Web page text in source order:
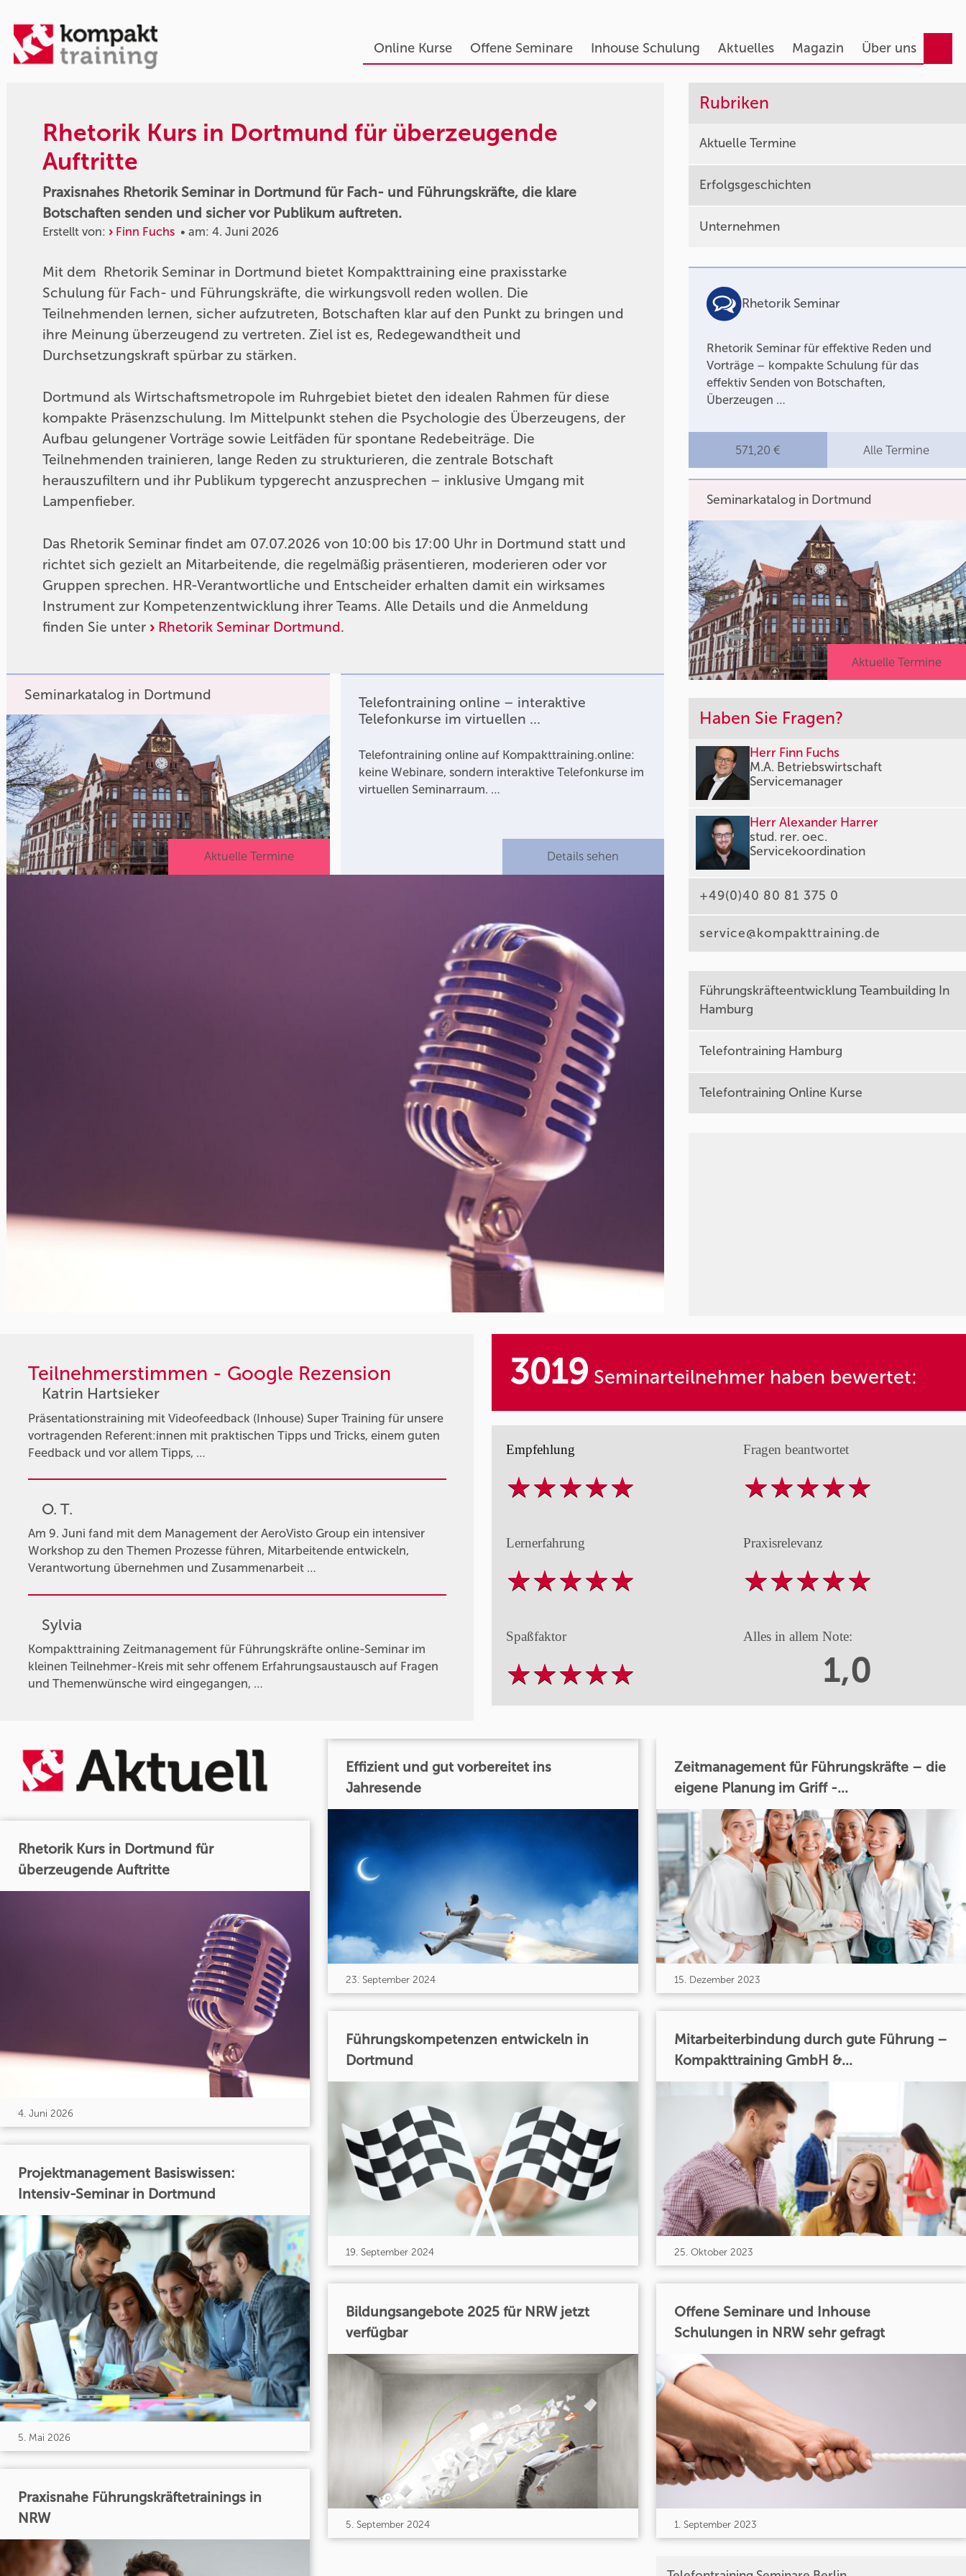
Online Kurse Offene Seminare Inhouse Schulung Aktuelles Magazin Über uns
Rhetorik Kurs in Dortmund für überzeugende
Auftritte
Praxisnahes Rhetorik Seminar in Dortmund für Fach- und Führungskräfte, die klare
Botschaften senden und sicher vor Publikum auftreten.
Erstellt von: Finn Fuchs • am: 4. Juni 2026
Mit dem Rhetorik Seminar in Dortmund bietet Kompakttraining eine praxisstarke
Schulung für Fach- und Führungskräfte, die wirkungsvoll reden wollen. Die
Teilnehmenden lernen, sicher aufzutreten, Botschaften klar auf den Punkt zu bringen und
ihre Meinung überzeugend zu vertreten. Ziel ist es, Redegewandtheit und
Durchsetzungskraft spürbar zu stärken.
Dortmund als Wirtschaftsmetropole im Ruhrgebiet bietet den idealen Rahmen für diese
kompakte Präsenzschulung. Im Mittelpunkt stehen die Psychologie des Überzeugens, der
Aufbau gelungener Vorträge sowie Leitfäden für spontane Redebeiträge. Die
Teilnehmenden trainieren, lange Reden zu strukturieren, die zentrale Botschaft
herauszufiltern und ihr Publikum typgerecht anzusprechen – inklusive Umgang mit
Lampenfieber.
Das Rhetorik Seminar findet am 07.07.2026 von 10:00 bis 17:00 Uhr in Dortmund statt und
richtet sich gezielt an Mitarbeitende, die regelmäßig präsentieren, moderieren oder vor
Gruppen sprechen. HR-Verantwortliche und Entscheider erhalten damit ein wirksames
Instrument zur Kompetenzentwicklung ihrer Teams. Alle Details und die Anmeldung
finden Sie unter Rhetorik Seminar Dortmund.
Seminarkatalog in Dortmund
Aktuelle Termine
Telefontraining online – interaktive
Telefonkurse im virtuellen …
Telefontraining online auf Kompakttraining.online:
keine Webinare, sondern interaktive Telefonkurse im
virtuellen Seminarraum. …
Details sehen
Rubriken
Aktuelle Termine
Erfolgsgeschichten
Unternehmen
Haben Sie Fragen?
Herr Finn Fuchs
M.A. Betriebswirtschaft
Servicemanager
Herr Alexander Harrer
stud. rer. oec.
Servicekoordination
+49(0)40 80 81 375 0
service@kompakttraining.de
Rhetorik Seminar
Rhetorik Seminar für effektive Reden und
Vorträge – kompakte Schulung für das
effektiv Senden von Botschaften,
Überzeugen …
571,20 € Alle Termine
Seminarkatalog in Dortmund
Aktuelle Termine
Führungskräfteentwicklung Teambuilding In
Hamburg
Telefontraining Hamburg
Telefontraining Online Kurse
Teilnehmerstimmen - Google Rezension
Katrin Hartsieker
Präsentationstraining mit Videofeedback (Inhouse) Super Training für unsere
vortragenden Referent:innen mit praktischen Tipps und Tricks, einem guten
Feedback und vor allem Tipps, …
O. T.
Am 9. Juni fand mit dem Management der AeroVisto Group ein intensiver
Workshop zu den Themen Prozesse führen, Mitarbeitende entwickeln,
Verantwortung übernehmen und Zusammenarbeit …
Sylvia
Kompakttraining Zeitmanagement für Führungskräfte online-Seminar im
kleinen Teilnehmer-Kreis mit sehr offenem Erfahrungsaustausch auf Fragen
und Themenwünsche wird eingegangen, …
3019 Seminarteilnehmer haben bewertet:
Empfehlung Fragen beantwortet
Lernerfahrung Praxisrelevanz
Spaßfaktor Alles in allem Note:
1,0
Rhetorik Kurs in Dortmund für
überzeugende Auftritte
4. Juni 2026
Projektmanagement Basiswissen:
Intensiv-Seminar in Dortmund
5. Mai 2026
Praxisnahe Führungskräftetrainings in
NRW
Effizient und gut vorbereitet ins
Jahresende
23. September 2024
Führungskompetenzen entwickeln in
Dortmund
19. September 2024
Bildungsangebote 2025 für NRW jetzt
verfügbar
5. September 2024
Zeitmanagement für Führungskräfte – die
eigene Planung im Griff -...
15. Dezember 2023
Mitarbeiterbindung durch gute Führung –
Kompakttraining GmbH &...
25. Oktober 2023
Offene Seminare und Inhouse
Schulungen in NRW sehr gefragt
1. September 2023